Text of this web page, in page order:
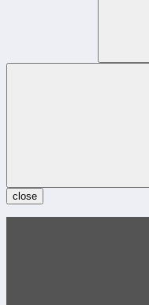
close